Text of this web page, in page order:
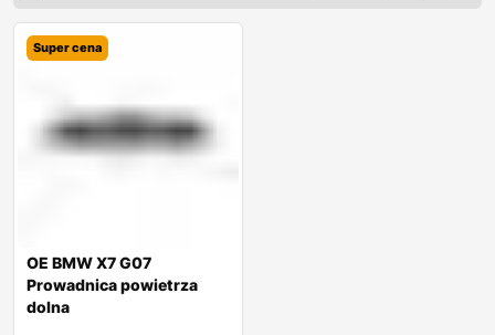
Super cena
OE BMW X7 G07
Prowadnica powietrza
dolna